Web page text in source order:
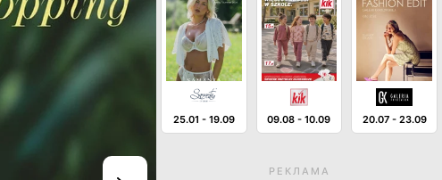
25.01 - 19.09 09.08-10.09 20.07 - 23.09
РЕКЛАМА